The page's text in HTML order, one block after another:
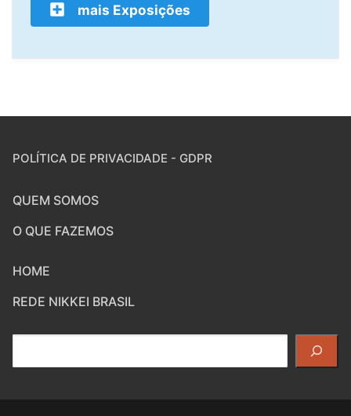
mais Exposições
POLÍTICA DE PRIVACIDADE - GDPR
QUEM SOMOS
O QUE FAZEMOS
HOME
REDE NIKKEI BRASIL